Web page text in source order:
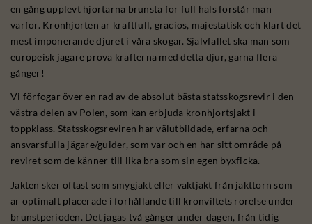
en gång upplevt hjortarna brunsta för full hals förstår man
varför. Kronhjorten är kraftfull, graciös, majestätisk och klart det
mest imponerande djuret i våra skogar. Självfallet ska man som
europeisk jägare prova krafterna med detta djur, gärna flera
gånger!
Vi förfogar över en rad av de absolut bästa statsskogsrevir i den
västra delen av Polen, som kan erbjuda kronhjortsjakt i
toppklass. Statsskogsreviren har välutbildade, erfarna och
ansvarsfulla jägare/guider, som var och en har sitt område på
reviret som de känner till lika bra som sin egen byxficka.
Jakten sker oftast som smygjakt eller vaktjakt från jakttorn som
är optimalt placerade i förhållande till kronviltets rörelse under
brunstperioden. Det jagas två gånger under dagen, från tidig